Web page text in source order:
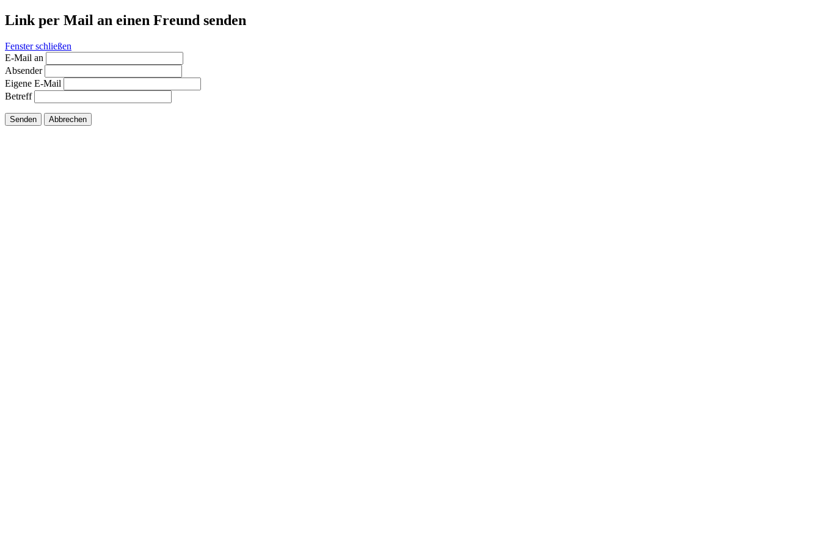
Link per Mail an einen Freund senden
Fenster schließen
E-Mail an
Absender
Eigene E-Mail
Betreff
Senden Abbrechen